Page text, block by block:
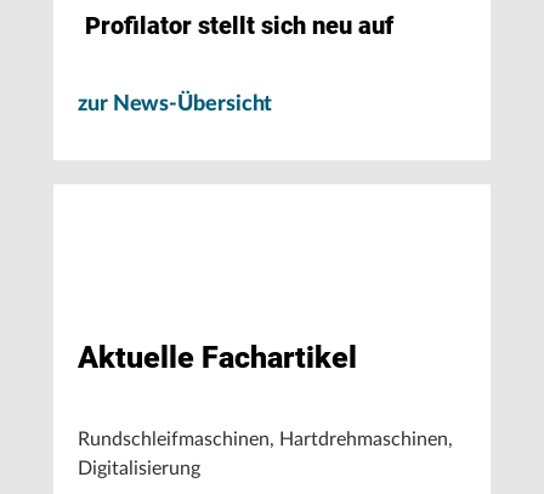
Profilator stellt sich neu auf
zur News-Übersicht
Aktuelle Fachartikel
Rundschleifmaschinen, Hartdrehmaschinen,
Digitalisierung